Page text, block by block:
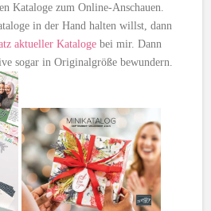
Kataloge zum Online-Anschauen.
in der Hand halten willst, dann
aktueller Kataloge bei mir. Dann
sogar in Originalgröße bewundern.